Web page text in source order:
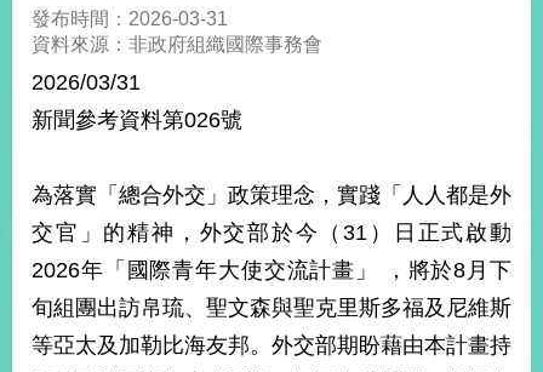
合
外
交
值
經
濟
不
落
國
台
發布時間：2026-03-31
資料來源：非政府組織國際事務會
2026/03/31
新聞參考資料第026號
為落實「總合外交」政策理念，實踐「人人都是外
交官」的精神，外交部於今（31）日正式啟動
2026年「國際青年大使交流計畫」 ，將於8月下
旬組團出訪帛琉、聖文森與聖克里斯多福及尼維斯
等亞太及加勒比海友邦。外交部期盼藉由本計畫持